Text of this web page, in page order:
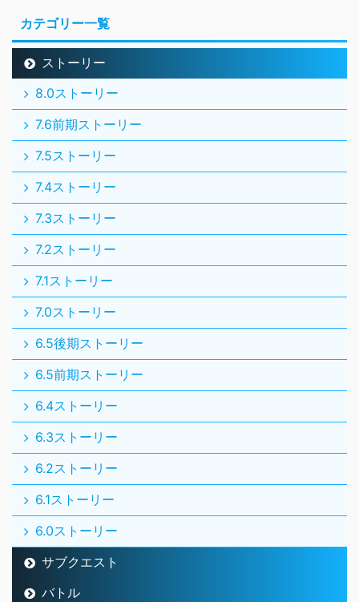
カテゴリー一覧
ストーリー
8.0ストーリー
7.6前期ストーリー
7.5ストーリー
7.4ストーリー
7.3ストーリー
7.2ストーリー
7.1ストーリー
7.0ストーリー
6.5後期ストーリー
6.5前期ストーリー
6.4ストーリー
6.3ストーリー
6.2ストーリー
6.1ストーリー
6.0ストーリー
サブクエスト
バトル